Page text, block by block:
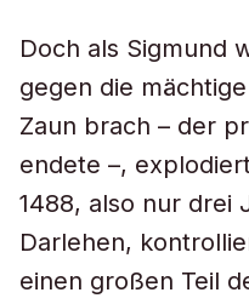
Doch als Sigmund
gegen die
Zaun brach – der
endete –,
1488, also nur drei
Darlehen,
einen großen Teil